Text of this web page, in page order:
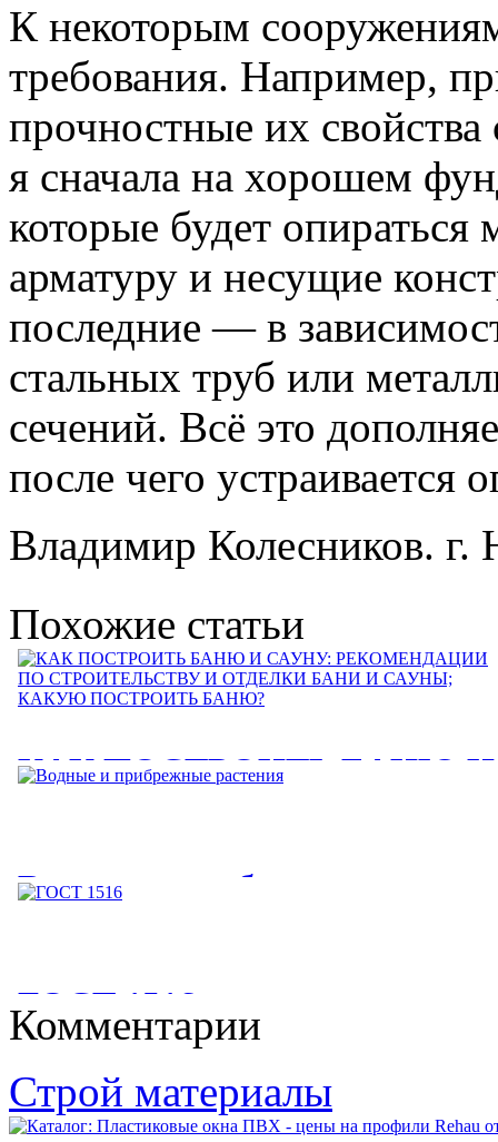
К некоторым
требования. Например,
прочностные их
я сначала на хорошем
которые будет опираться
арматуру и несущие
последние — в
стальных труб или
сечений. Всё это
после чего устраивается
Владимир Колесников. г.
Похожие статьи
КАК ПОСТРОИТЬ БАНЮ И
ОТДЕЛКИ БАНИ И САУНЫ;
КАК ПОСТРОИТЬ БАНЮ И САУНУ: РЕКОМЕНДАЦИИ
ПО СТРОИТЕЛЬСТВУ И ОТДЕЛКИ БАНИ И САУНЫ;...
Водные и прибрежные
ГОСТ 1516
ЭЛЕКТРОУСТАНОВКИ ПЕРЕМЕННОГО ТОКА НА...
Комментарии
Строй материалы